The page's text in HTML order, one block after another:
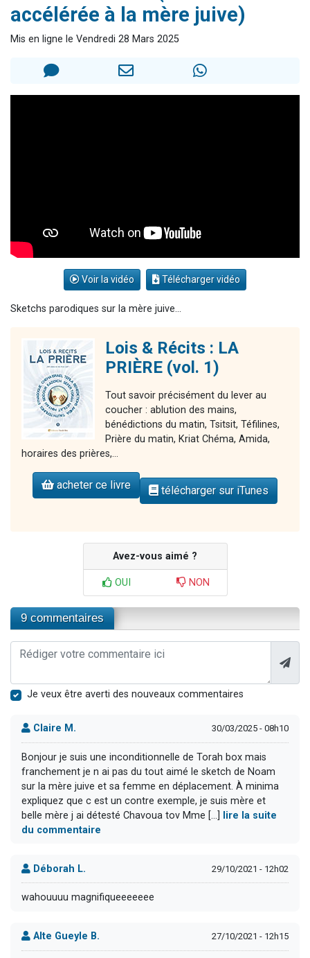
3 personnes viennent de faire un don pour Diane, 80 ans, dans un appartement insalubre
5 personnes viennent de faire un don pour Reloger Rivka, 6 enfants, victime de violences...
accélérée à la mère juive)
Mis en ligne le Vendredi 28 Mars 2025
Voir la vidéo Télécharger vidéo
Sketchs parodiques sur la mère juive...
Lois & Récits : LA
PRIÈRE (vol. 1)
Tout savoir précisément du lever au
coucher : ablution des mains,
bénédictions du matin, Tsitsit, Téfilines,
Prière du matin, Kriat Chéma, Amida,
horaires des prières,...
acheter ce livre télécharger sur iTunes
Avez-vous aimé ?
OUI NON
9 commentaires
Je veux être averti des nouveaux commentaires
Claire M. 30/03/2025 - 08h10
Bonjour je suis une inconditionnelle de Torah box mais
franchement je n ai pas du tout aimé le sketch de Noam
sur la mère juive et sa femme en déplacement. À minima
expliquez que c est un contre exemple, je suis mère et
belle mère j ai détesté Chavoua tov Mme [...]
lire la suite
du commentaire
Déborah L. 29/10/2021 - 12h02
wahouuuu magnifiqueeeeeee
Alte Gueyle B. 27/10/2021 - 12h15